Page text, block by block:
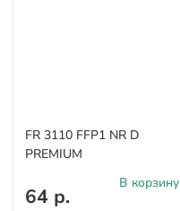
FR 3110 FFP1 NR D
PREMIUM
64 р.
В корзину